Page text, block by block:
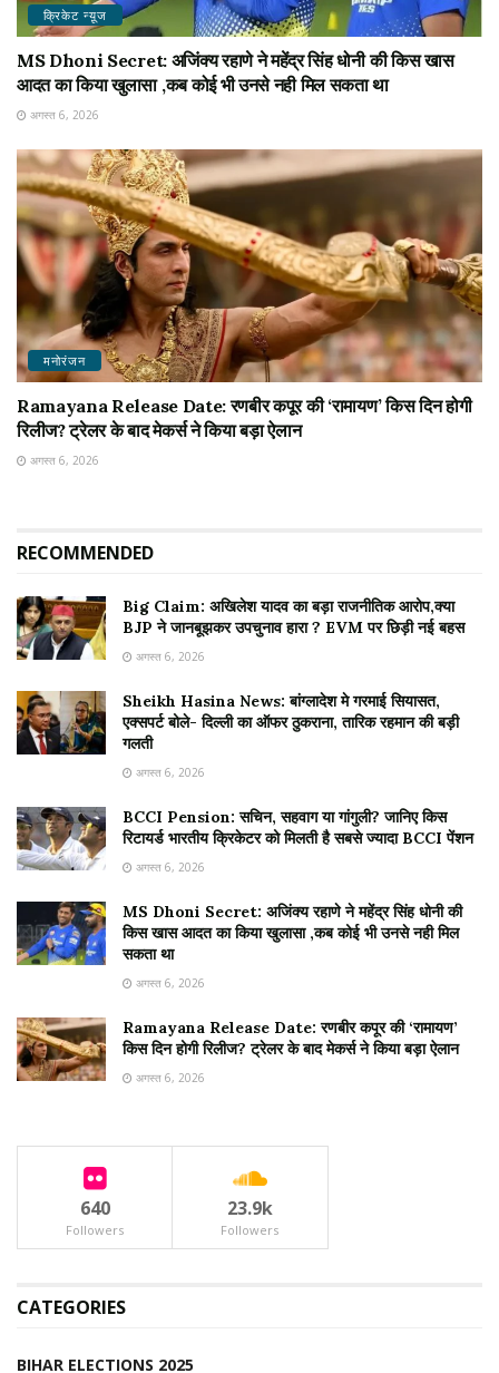
क्रिकेट न्यू़ज
MS Dhoni Secret: अजिंक्य रहाणे ने महेंद्र सिंह धोनी की किस खास
आदत का किया खुलासा ,कब कोई भी उनसे नही मिल सकता था
अगस्त 6, 2026
मनोरंजन
Ramayana Release Date: रणबीर कपूर की ‘रामायण’ किस दिन होगी
रिलीज? ट्रेलर के बाद मेकर्स ने किया बड़ा ऐलान
अगस्त 6, 2026
RECOMMENDED
Big Claim: अखिलेश यादव का बड़ा राजनीतिक आरोप,क्या
BJP ने जानबूझकर उपचुनाव हारा ? EVM पर छिड़ी नई बहस
अगस्त 6, 2026
Sheikh Hasina News: बांग्लादेश मे गरमाई सियासत,
एक्सपर्ट बोले- दिल्ली का ऑफर ठुकराना, तारिक रहमान की बड़ी
गलती
अगस्त 6, 2026
BCCI Pension: सचिन, सहवाग या गांगुली? जानिए किस
रिटायर्ड भारतीय क्रिकेटर को मिलती है सबसे ज्यादा BCCI पेंशन
अगस्त 6, 2026
MS Dhoni Secret: अजिंक्य रहाणे ने महेंद्र सिंह धोनी की
किस खास आदत का किया खुलासा ,कब कोई भी उनसे नही मिल
सकता था
अगस्त 6, 2026
Ramayana Release Date: रणबीर कपूर की ‘रामायण’
किस दिन होगी रिलीज? ट्रेलर के बाद मेकर्स ने किया बड़ा ऐलान
अगस्त 6, 2026
640
Followers
23.9k
Followers
CATEGORIES
BIHAR ELECTIONS 2025